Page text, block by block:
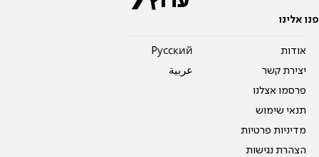
פנו אלינו
אודות
יצירת קשר
פרסמו אצלנו
תנאי שימוש
מדיניות פרטיות
הצהרת נגישות
Pусский
عربية